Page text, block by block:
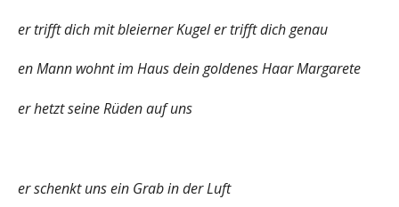
er trifft dich mit bleierner Kugel er trifft dich genau
en Mann wohnt im Haus dein goldenes Haar Margarete
er hetzt seine Rüden auf uns
er schenkt uns ein Grab in der Luft